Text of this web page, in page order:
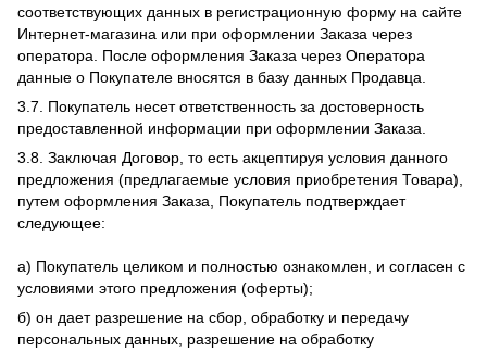
соответствующих данных в регистрационную форму на сайте
Интернет-магазина или при оформлении Заказа через
оператора. После оформления Заказа через Оператора
данные о Покупателе вносятся в базу данных Продавца.
3.7. Покупатель несет ответственность за достоверность
предоставленной информации при оформлении Заказа.
3.8. Заключая Договор, то есть акцептируя условия данного
предложения (предлагаемые условия приобретения Товара),
путем оформления Заказа, Покупатель подтверждает
следующее:
а) Покупатель целиком и полностью ознакомлен, и согласен с
условиями этого предложения (оферты);
б) он дает разрешение на сбор, обработку и передачу
персональных данных, разрешение на обработку